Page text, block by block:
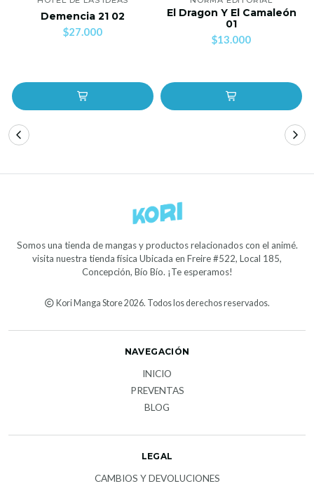
Demencia 21 02
$27.000
El Dragon Y El Camaleón
01
$13.000
Somos una tienda de mangas y productos relacionados con el animé.
visita nuestra tienda física Ubicada en Freire #522, Local 185,
Concepción, Bío Bío. ¡Te esperamos!
Kori Manga Store 2026. Todos los derechos reservados.
NAVEGACIÓN
INICIO
PREVENTAS
BLOG
LEGAL
CAMBIOS Y DEVOLUCIONES